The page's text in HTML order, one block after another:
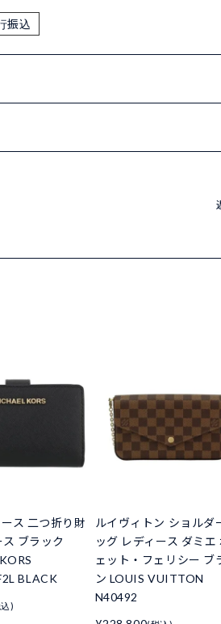
振込
ス 二つ折り財
ブラック
BLACK
)
ルイヴィトン ショルダ
ッグ レディース ダミエ
ェット・フェリシー ブ
ン LOUIS VUITTON
N40492